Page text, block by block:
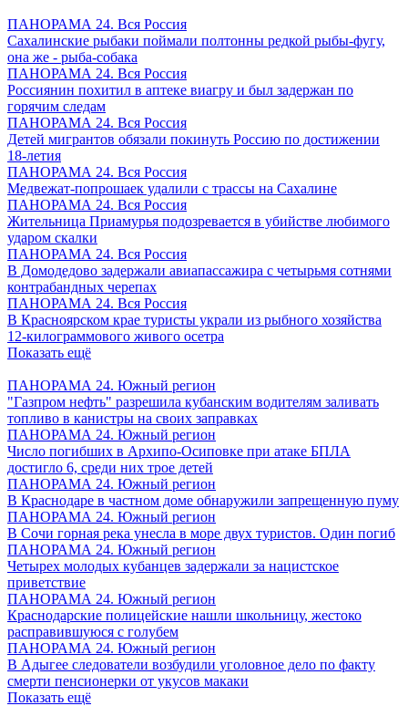
ПАНОРАМА 24. Вся Россия
Сахалинские рыбаки поймали полтонны редкой рыбы-фугу,
она же - рыба-собака
ПАНОРАМА 24. Вся Россия
Россиянин похитил в аптеке виагру и был задержан по
горячим следам
ПАНОРАМА 24. Вся Россия
Детей мигрантов обязали покинуть Россию по достижении
18-летия
ПАНОРАМА 24. Вся Россия
Медвежат-попрошаек удалили с трассы на Сахалине
ПАНОРАМА 24. Вся Россия
Жительница Приамурья подозревается в убийстве любимого
ударом скалки
ПАНОРАМА 24. Вся Россия
В Домодедово задержали авиапассажира с четырьмя сотнями
контрабандных черепах
ПАНОРАМА 24. Вся Россия
В Красноярском крае туристы украли из рыбного хозяйства
12-килограммового живого осетра
Показать ещё
ПАНОРАМА 24. Южный регион
"Газпром нефть" разрешила кубанским водителям заливать
топливо в канистры на своих заправках
ПАНОРАМА 24. Южный регион
Число погибших в Архипо-Осиповке при атаке БПЛА
достигло 6, среди них трое детей
ПАНОРАМА 24. Южный регион
В Краснодаре в частном доме обнаружили запрещенную пуму
ПАНОРАМА 24. Южный регион
В Сочи горная река унесла в море двух туристов. Один погиб
ПАНОРАМА 24. Южный регион
Четырех молодых кубанцев задержали за нацистское
приветствие
ПАНОРАМА 24. Южный регион
Краснодарские полицейские нашли школьницу, жестоко
расправившуюся с голубем
ПАНОРАМА 24. Южный регион
В Адыгее следователи возбудили уголовное дело по факту
смерти пенсионерки от укусов макаки
Показать ещё